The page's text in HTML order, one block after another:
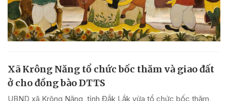
Xã Krông Năng tổ chức bốc thăm và giao đất
ở cho đồng bào DTTS
UBND xã Krông Năng, tỉnh Đắk Lắk vừa tổ chức bốc thăm,